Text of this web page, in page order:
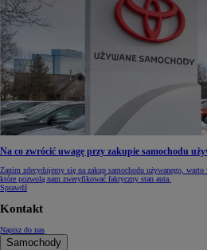
Na co zwrócić uwagę przy zakupie samochodu
Zanim zdecydujemy się na zakup samochodu używanego,
które pozwolą nam zweryfikować faktyczny stan auta.
Sprawdź
Kontakt
Napisz do nas
Samochody